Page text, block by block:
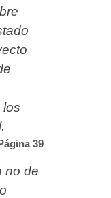
los
39
no de